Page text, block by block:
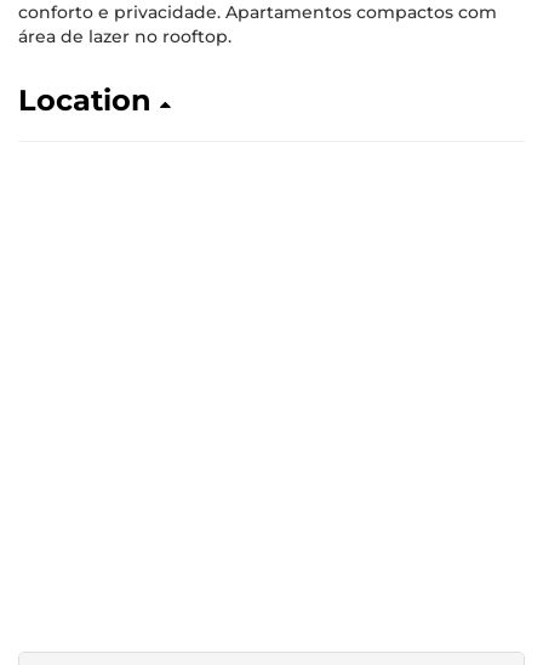
conforto e privacidade. Apartamentos compactos com
área de lazer no rooftop.
Location